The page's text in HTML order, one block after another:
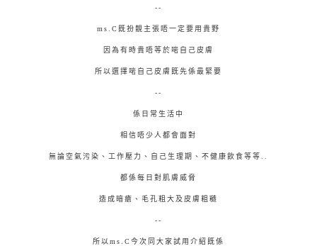
--
ms.C既扮靚主張唔一定要用貴野
因為有時貴唔等於啱自己皮膚
所以選擇啱自己皮膚既先係最緊要
--
係日常生活中
相信唔少人都會面對
無論空氣污染、工作壓力、自己生理期、不健康飲食等等..
都係每日對肌膚威脅
造成暗瘡、毛孔粗大及皮膚粗糙
--
所以ms.C今次同大家試用介紹既係